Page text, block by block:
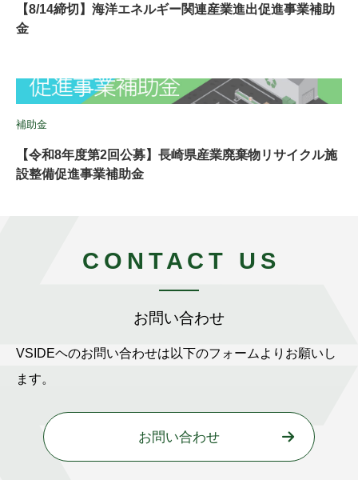
【8/14締切】海洋エネルギー関連産業進出促進事業補助
金
補助金
【令和8年度第2回公募】長崎県産業廃棄物リサイクル施
設整備促進事業補助金
CONTACT US
お問い合わせ
VSIDEヘのお問い合わせは以下のフォームよりお願いし
ます。
お問い合わせ